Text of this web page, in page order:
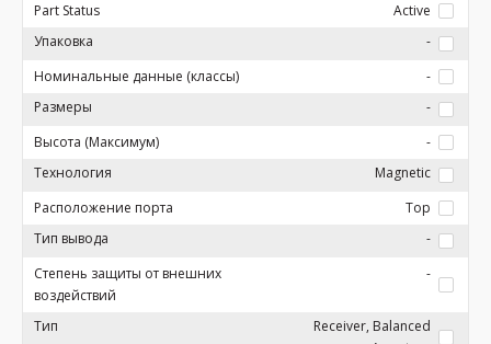
Part Status
Active
Упаковка
-
Номинальные данные (классы)
-
Размеры
-
Высота (Максимум)
-
Технология
Magnetic
Расположение порта
Top
Тип вывода
-
Степень защиты от внешних
воздействий
-
Тип
Receiver, Balanced